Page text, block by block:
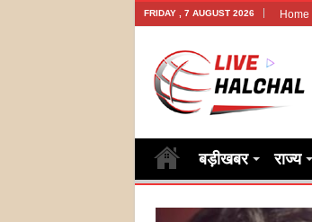
FRIDAY , 7 AUGUST 2026 Home
बड़ीखबर राज्य